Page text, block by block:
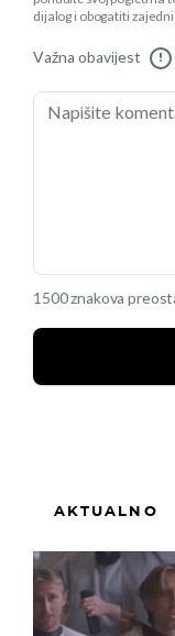
dijalog i obogatiti
Važna obavijest !
1500 znakova
AKTUALNO